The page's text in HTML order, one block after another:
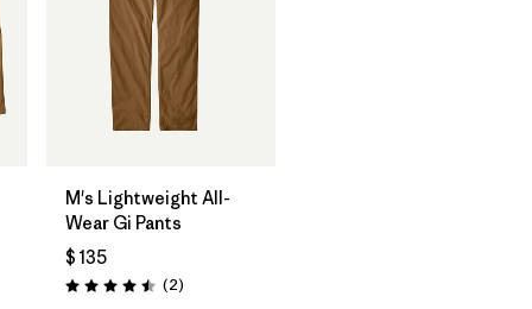
M's Lightweight All-
Wear Gi Pants
$ 135
Valoración: 4.5 / 5
(2Comentarios
)